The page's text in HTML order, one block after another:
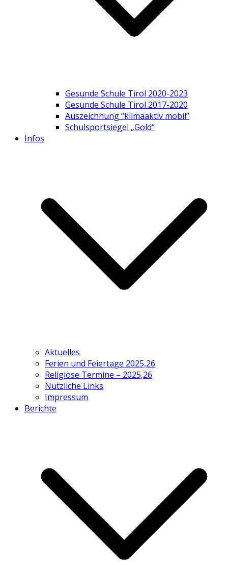
Gesunde Schule Tirol 2020-2023
Gesunde Schule Tirol 2017-2020
Auszeichnung “klimaaktiv mobil”
Schulsportsiegel „Gold“
Infos
Aktuelles
Ferien und Feiertage 2025,26
Religiöse Termine – 2025,26
Nützliche Links
Impressum
Berichte